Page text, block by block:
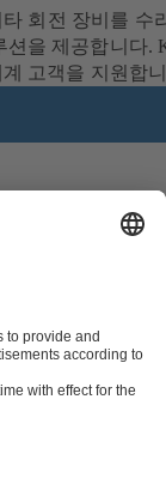
회전 장비를 수
션을 제공합니다.
고객을 지원합